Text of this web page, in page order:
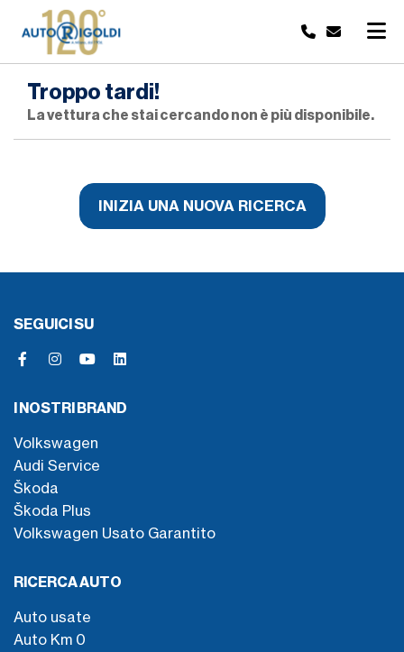
Troppo tardi!
La vettura che stai cercando non è più disponibile.
INIZIA UNA NUOVA RICERCA
SEGUICI SU
I NOSTRI BRAND
Volkswagen
Audi Service
Škoda
Škoda Plus
Volkswagen Usato Garantito
RICERCA AUTO
Auto usate
Auto Km 0